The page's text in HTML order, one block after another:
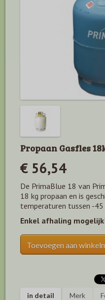
Propaan Gasfles
€ 56,54
De PrimaBlue 18 van
18 kg propaan en is
temperaturen tussen -45
Enkel afhaling
Toevoegen aan
in detail Merk